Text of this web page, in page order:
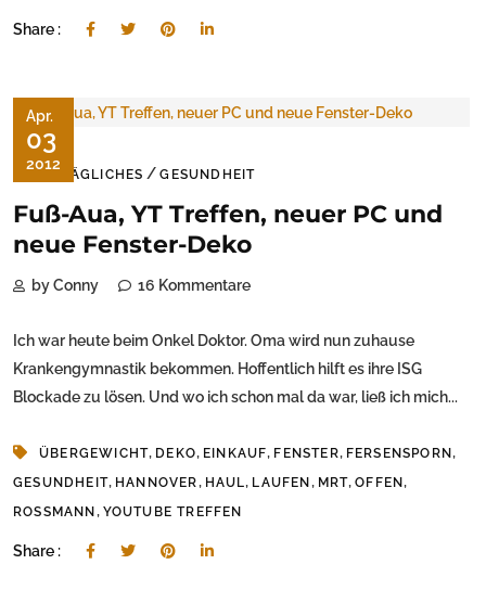
Share :
Apr.
03
2012
ALLTÄGLICHES /GESUNDHEIT
Fuß-Aua, YT Treffen, neuer PC und
neue Fenster-Deko
by Conny 16 Kommentare
Ich war heute beim Onkel Doktor. Oma wird nun zuhause
Krankengymnastik bekommen. Hoffentlich hilft es ihre ISG
Blockade zu lösen. Und wo ich schon mal da war, ließ ich mich...
ÜBERGEWICHT, DEKO, EINKAUF, FENSTER, FERSENSPORN,
GESUNDHEIT, HANNOVER, HAUL, LAUFEN , MRT,OFFEN,
ROSSMANN , YOUTUBE TREFFEN
Share :